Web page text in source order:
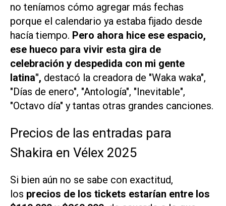
no teníamos cómo agregar más fechas
porque el calendario ya estaba fijado desde
hacía tiempo. Pero ahora hice ese espacio,
ese hueco para vivir esta gira de
celebración y despedida con mi gente
latina", destacó la creadora de "Waka waka",
"Días de enero", "Antología", "Inevitable",
"Octavo día" y tantas otras grandes canciones.
Precios de las entradas para
Shakira en Vélex 2025
Si bien aún no se sabe con exactitud,
los precios de los tickets estarían entre los